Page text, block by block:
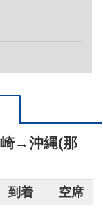
→沖縄(那
到着 空席